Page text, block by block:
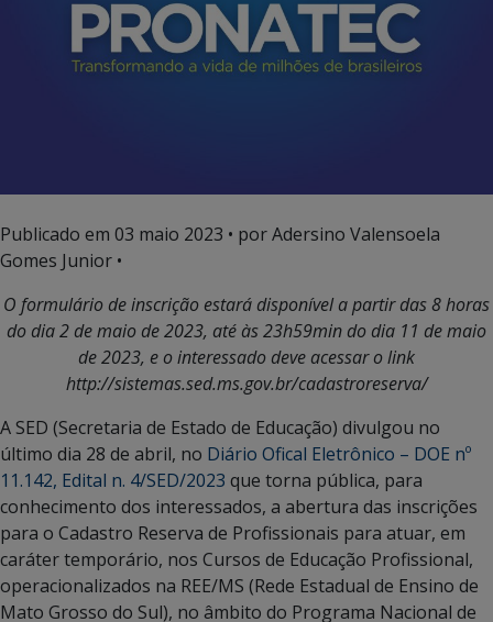
Publicado em 03 maio 2023 • por Adersino Valensoela
Gomes Junior •
O formulário de inscrição estará disponível a partir das 8 horas
do dia 2 de maio de 2023, até às 23h59min do dia 11 de maio
de 2023, e o interessado deve acessar o link
http://sistemas.sed.ms.gov.br/cadastroreserva/
A SED (Secretaria de Estado de Educação) divulgou no
último dia 28 de abril, no Diário Ofical Eletrônico – DOE nº
11.142, Edital n. 4/SED/2023 que torna pública, para
conhecimento dos interessados, a abertura das inscrições
para o Cadastro Reserva de Profissionais para atuar, em
caráter temporário, nos Cursos de Educação Profissional,
operacionalizados na REE/MS (Rede Estadual de Ensino de
Mato Grosso do Sul), no âmbito do Programa Nacional de